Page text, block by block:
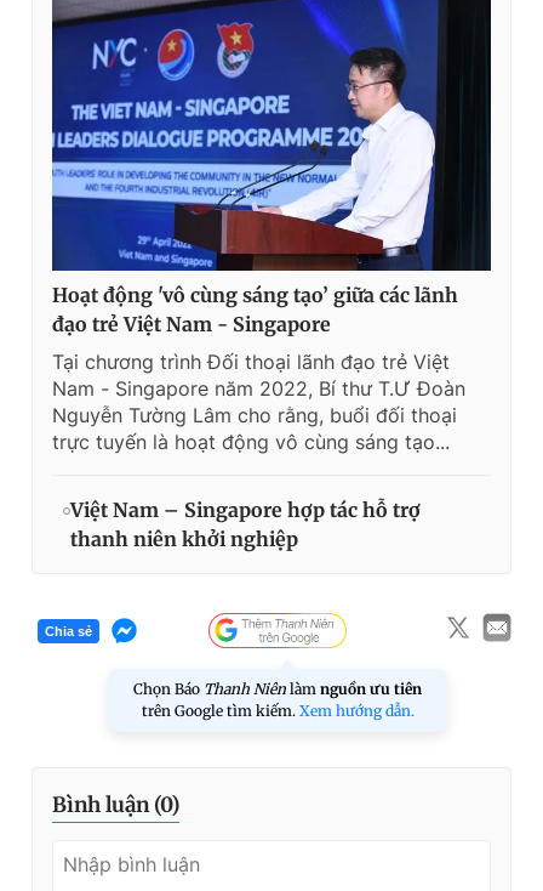
Hoạt động 'vô cùng sáng tạo’ giữa các lãnh
đạo trẻ Việt Nam - Singapore
Tại chương trình Đối thoại lãnh đạo trẻ Việt
Nam - Singapore năm 2022, Bí thư T.Ư Đoàn
Nguyễn Tường Lâm cho rằng, buổi đối thoại
trực tuyến là hoạt động vô cùng sáng tạo...
Việt Nam – Singapore hợp tác hỗ trợ
thanh niên khởi nghiệp
Chia sẻ
Chọn Báo Thanh Niên làm nguồn ưu tiên
trên Google tìm kiếm. Xem hướng dẫn.
Bình luận (0)